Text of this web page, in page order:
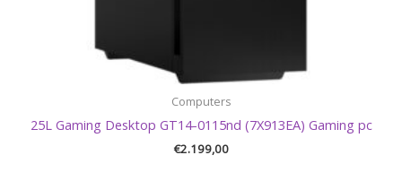
Computers
25L Gaming Desktop GT14-0115nd (7X913EA) Gaming pc
€2.199,00